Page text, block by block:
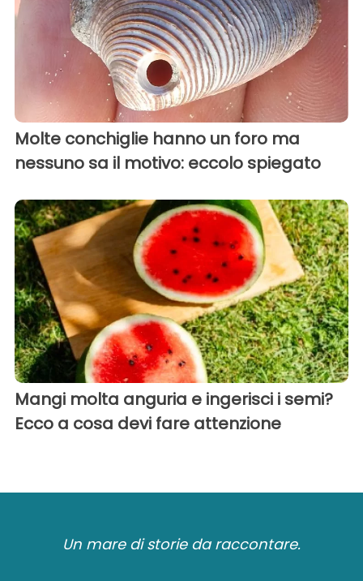
Molte conchiglie hanno un foro ma
nessuno sa il motivo: eccolo spiegato
Mangi molta anguria e ingerisci i semi?
Ecco a cosa devi fare attenzione
Un mare di storie da raccontare.